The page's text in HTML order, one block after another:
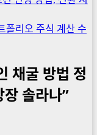
폴리오 주식 계산 수
채굴 방법 정
장 솔라나”